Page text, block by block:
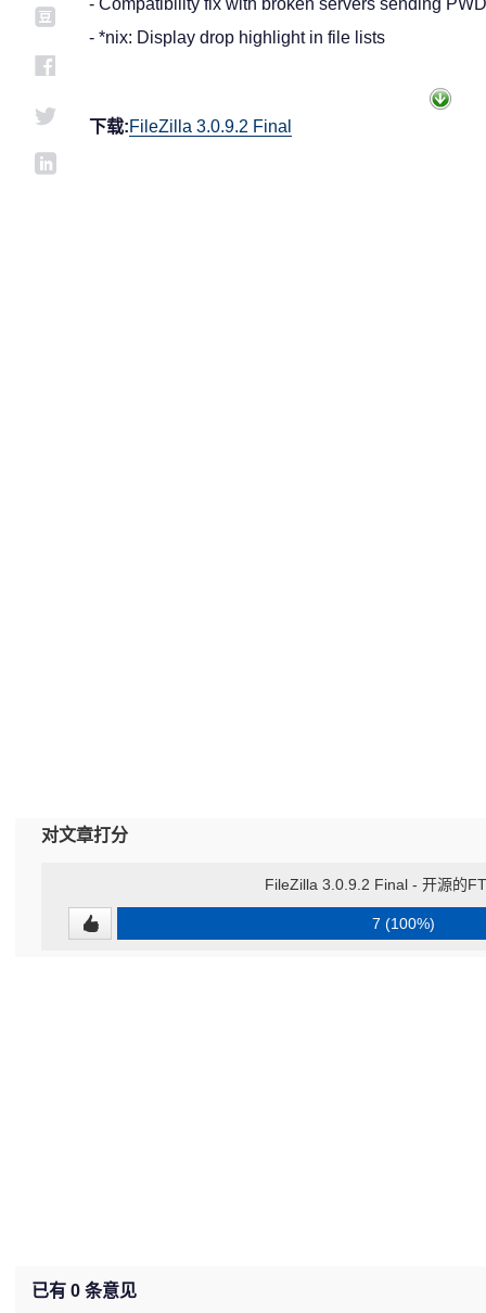
- Compatibility fix with broken servers sending
- *nix: Display drop highlight in file lists
下载:FileZilla 3.0.9.2 Final
对文章打分
FileZilla 3.0.9.2 Final - 开源的
7 (100%)
已有 0 条意见